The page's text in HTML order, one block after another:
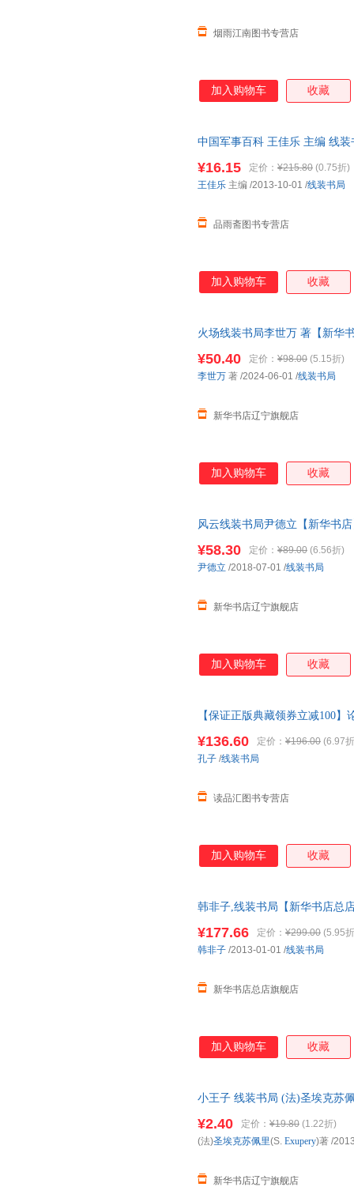
烟雨江南图书专营店
加入购物车 收藏
中国军事百科 王佳乐 主编 线
¥16.15 定价： ¥215.80 (0.75折)
品雨斋图书专营店
王佳乐 主编 /2013-10-01 /线装书局
加入购物车 收藏
火场线装书局李世万 著【新华
¥50.40 定价： ¥98.00 (5.15折)
新华书店辽宁旗舰店
李世万 著 /2024-06-01 /线装书局
加入购物车 收藏
风云线装书局尹德立【新华书
¥58.30 定价： ¥89.00 (6.56折)
新华书店辽宁旗舰店
尹德立 /2018-07-01 /线装书局
加入购物车 收藏
【保证正版典藏领券立减100
¥136.60 定价： ¥196.00 (6.97
读品汇图书专营店
孔子 /线装书局
加入购物车 收藏
韩非子,线装书局【新华书店总
¥177.66 定价： ¥299.00 (5.95
新华书店总店旗舰店
韩非子 /2013-01-01 /线装书局
加入购物车 收藏
小王子 线装书局 (法)圣埃克苏
¥2.40 定价： ¥19.80 (1.22折)
新华书店辽宁旗舰店
(法)圣埃克苏佩里(S. Exupery)著 /